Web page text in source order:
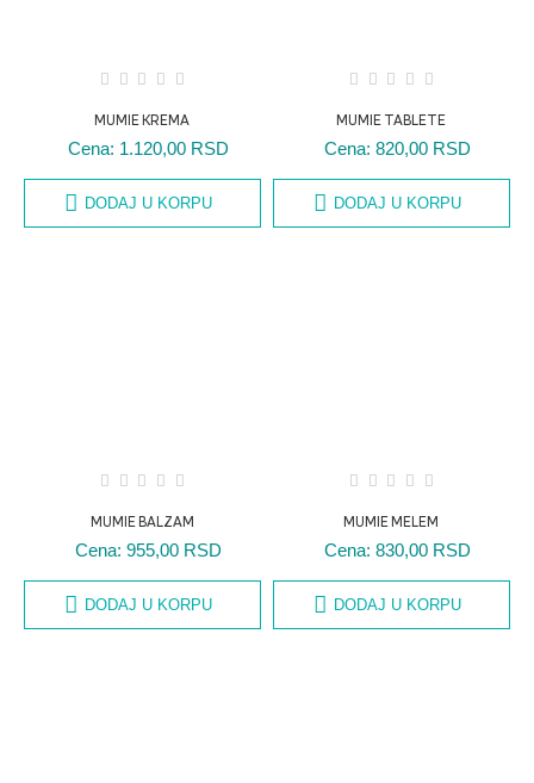
MUMIE KREMA
Cena: 1.120,00 RSD
DODAJ U KORPU
MUMIE TABLETE
Cena: 820,00 RSD
DODAJ U KORPU
MUMIE BALZAM
Cena: 955,00 RSD
DODAJ U KORPU
MUMIE MELEM
Cena: 830,00 RSD
DODAJ U KORPU